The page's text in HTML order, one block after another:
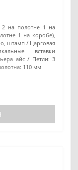
2 на полотне 1 на
1 на коробе),
штамп / Царговая
вставки
айс
Петли: 3
110 мм